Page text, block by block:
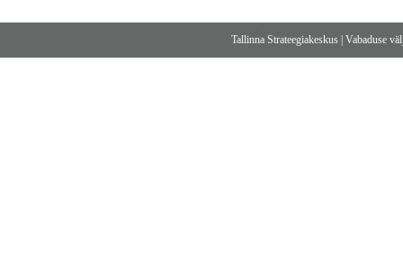
Tallinna Strateegiakeskus Vabaduse